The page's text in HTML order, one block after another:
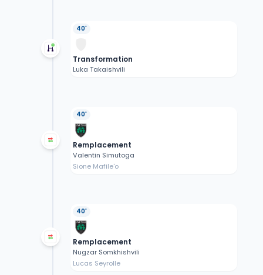
40'
Transformation
Luka Takaishvili
40'
Remplacement
Valentin Simutoga
Sione Mafile'o
40'
Remplacement
Nugzar Somkhishvili
Lucas Seyrolle